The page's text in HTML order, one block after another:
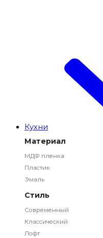
Кухни
Материал
МДФ пленка
Пластик
Эмаль
Стиль
Современный
Классический
Лофт